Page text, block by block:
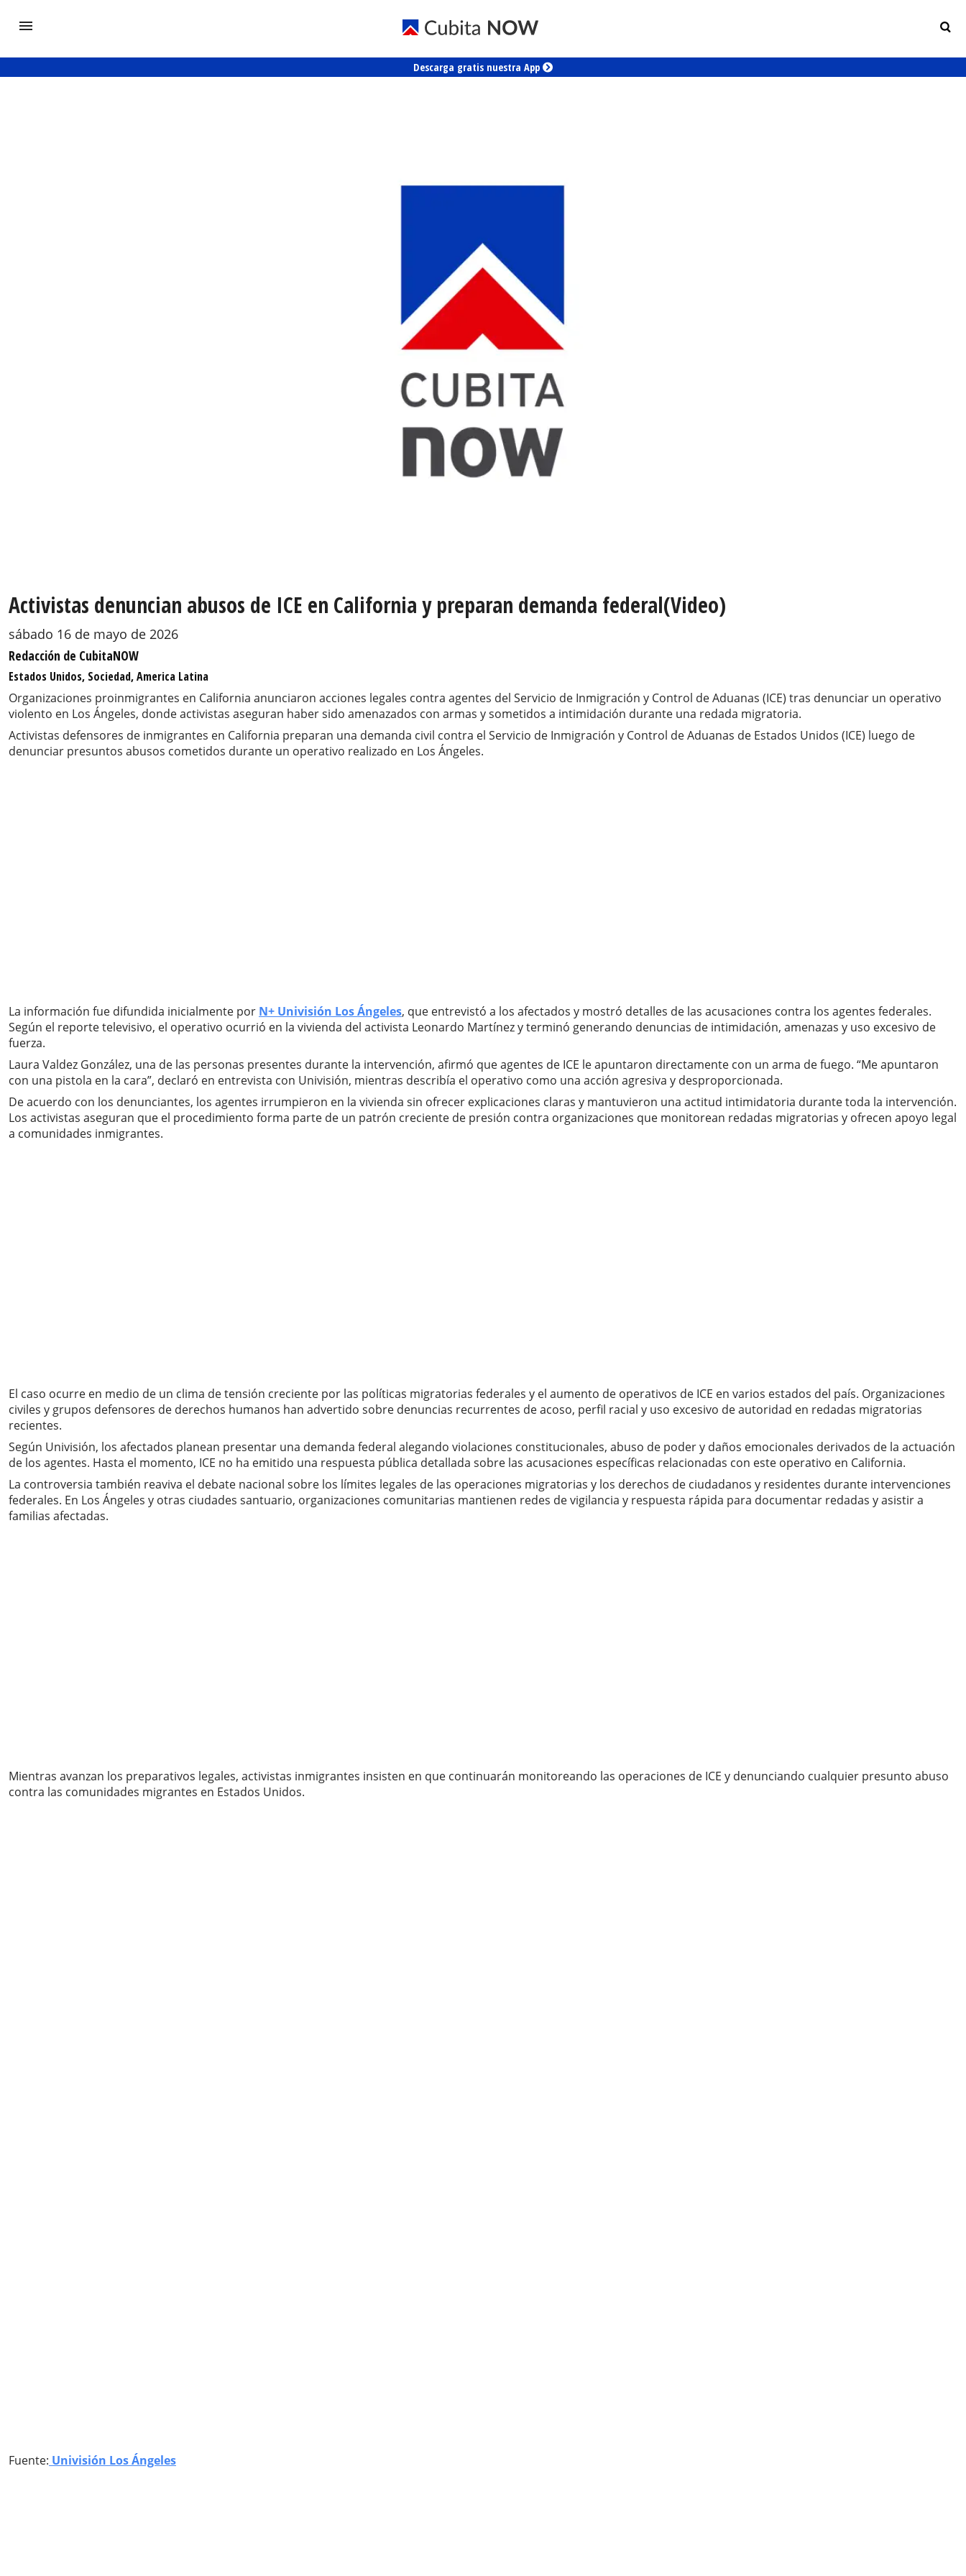
Descarga gratis nuestra App
Activistas denuncian abusos de ICE en California y preparan demanda federal(Video)
sábado 16 de mayo de 2026
Redacción de CubitaNOW
Estados Unidos, Sociedad, America Latina
Organizaciones proinmigrantes en California anunciaron acciones legales contra agentes del Servicio de Inmigración y Control de Aduanas (ICE) tras denunciar un operativo
violento en Los Ángeles, donde activistas aseguran haber sido amenazados con armas y sometidos a intimidación durante una redada migratoria.
Activistas defensores de inmigrantes en California preparan una demanda civil contra el Servicio de Inmigración y Control de Aduanas de Estados Unidos (ICE) luego de
denunciar presuntos abusos cometidos durante un operativo realizado en Los Ángeles.
La información fue difundida inicialmente por N+ Univisión Los Ángeles, que entrevistó a los afectados y mostró detalles de las acusaciones contra los agentes federales.
Según el reporte televisivo, el operativo ocurrió en la vivienda del activista Leonardo Martínez y terminó generando denuncias de intimidación, amenazas y uso excesivo de
fuerza.
Laura Valdez González, una de las personas presentes durante la intervención, afirmó que agentes de ICE le apuntaron directamente con un arma de fuego. “Me apuntaron
con una pistola en la cara”, declaró en entrevista con Univisión, mientras describía el operativo como una acción agresiva y desproporcionada.
De acuerdo con los denunciantes, los agentes irrumpieron en la vivienda sin ofrecer explicaciones claras y mantuvieron una actitud intimidatoria durante toda la intervención.
Los activistas aseguran que el procedimiento forma parte de un patrón creciente de presión contra organizaciones que monitorean redadas migratorias y ofrecen apoyo legal
a comunidades inmigrantes.
El caso ocurre en medio de un clima de tensión creciente por las políticas migratorias federales y el aumento de operativos de ICE en varios estados del país. Organizaciones
civiles y grupos defensores de derechos humanos han advertido sobre denuncias recurrentes de acoso, perfil racial y uso excesivo de autoridad en redadas migratorias
recientes.
Según Univisión, los afectados planean presentar una demanda federal alegando violaciones constitucionales, abuso de poder y daños emocionales derivados de la actuación
de los agentes. Hasta el momento, ICE no ha emitido una respuesta pública detallada sobre las acusaciones específicas relacionadas con este operativo en California.
La controversia también reaviva el debate nacional sobre los límites legales de las operaciones migratorias y los derechos de ciudadanos y residentes durante intervenciones
federales. En Los Ángeles y otras ciudades santuario, organizaciones comunitarias mantienen redes de vigilancia y respuesta rápida para documentar redadas y asistir a
familias afectadas.
Mientras avanzan los preparativos legales, activistas inmigrantes insisten en que continuarán monitoreando las operaciones de ICE y denunciando cualquier presunto abuso
contra las comunidades migrantes en Estados Unidos.
Fuente: Univisión Los Ángeles